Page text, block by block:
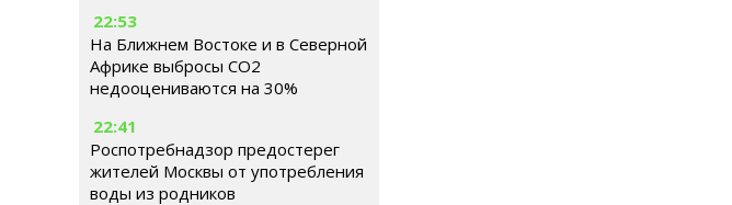
22:53
На Ближнем Востоке и в Северной
Африке выбросы CO2
недооцениваются на 30%
22:41
Роспотребнадзор предостерег
жителей Москвы от употребления
воды из родников